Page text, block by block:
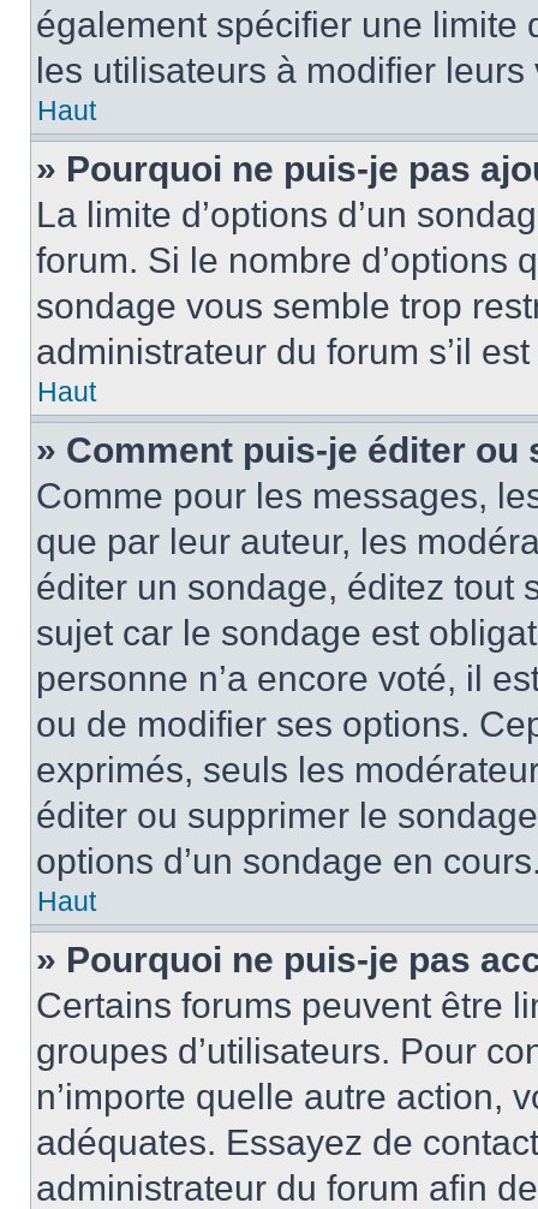
également spécifier une limite
les utilisateurs à modifier leurs
Haut
» Pourquoi ne puis-je pas
La limite d’options d’un
forum. Si le nombre d’options
sondage vous semble trop
administrateur du forum s’il
Haut
» Comment puis-je éditer ou
Comme pour les messages,
que par leur auteur, les
éditer un sondage, éditez tout
sujet car le sondage est
personne n’a encore voté, il
ou de modifier ses options.
exprimés, seuls les
éditer ou supprimer le
options d’un sondage en
Haut
» Pourquoi ne puis-je pas
Certains forums peuvent être
groupes d’utilisateurs. Pour
n’importe quelle autre action,
adéquates. Essayez de
administrateur du forum afin